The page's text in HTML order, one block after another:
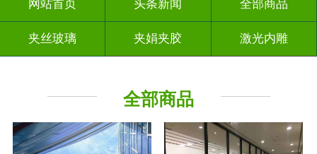
网站首页 头条新闻 全部商品
夹丝玻璃 夹娟夹胶 激光内雕
工程玻璃
全部商品